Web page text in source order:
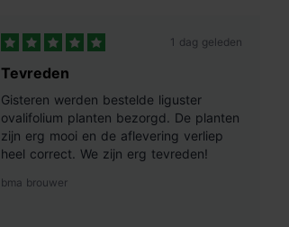
1 dag geleden
Tevreden
Gisteren werden bestelde liguster
ovalifolium planten bezorgd. De planten
zijn erg mooi en de aflevering verliep
heel correct. We zijn erg tevreden!
bma brouwer